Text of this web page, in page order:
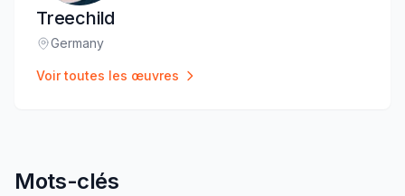
Treechild
Lieu:
Germany
Voir toutes les œuvres
Mots-clés